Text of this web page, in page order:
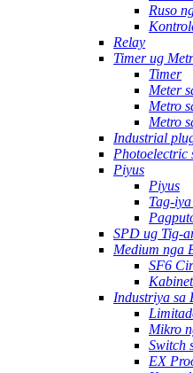
Ruso
Relay
Timer ug
Timer
Meter
Metro
Metro
Industrial
Photoelectric
Piyus
Piyus
Tag-
SPD ug Tig-
Medium nga
SF6
Industriya sa
Mikro
Switch
EX